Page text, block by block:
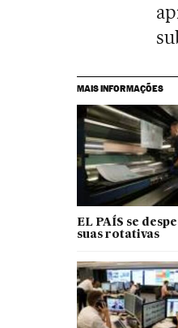
MAIS INFORMAÇÕES
EL PAÍS se
suas rotativas